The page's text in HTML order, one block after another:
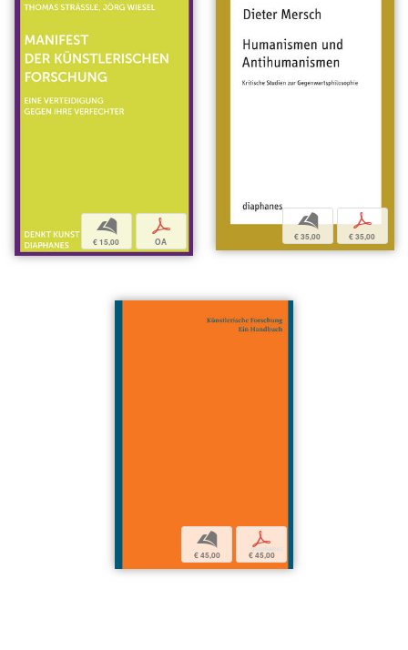
b
€ 15,00
p
OA
b
€ 35,00
p
€ 35,00
b
€ 45,00
p
€ 45,00